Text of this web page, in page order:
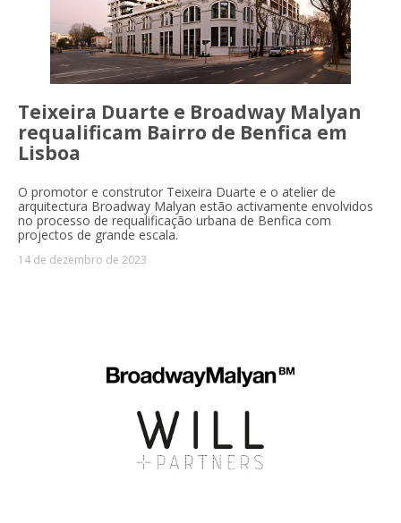
Teixeira Duarte e Broadway Malyan
requalificam Bairro de Benfica em
Lisboa
O promotor e construtor Teixeira Duarte e o atelier de
arquitectura Broadway Malyan estão activamente envolvidos
no processo de requalificação urbana de Benfica com
projectos de grande escala.
14 de dezembro de 2023